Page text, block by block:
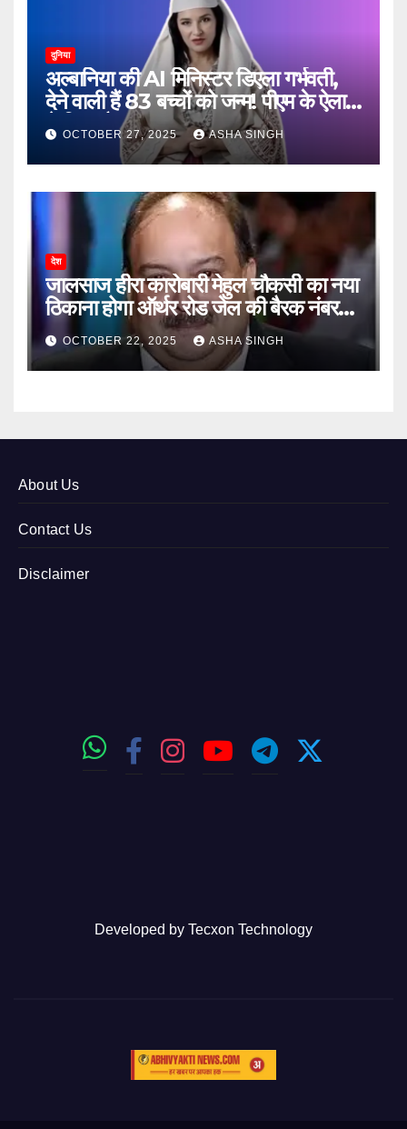
दुनिया
अल्बानिया की AI मिनिस्‍टर डिएला गर्भवती,
देने वाली हैं 83 बच्चों को जन्‍म! पीएम के ऐलान
ने किया हैरान
OCTOBER 27, 2025 ASHA SINGH
देश
जालसाज हीरा कारोबारी मेहुल चौकसी का नया
ठिकाना होगा ऑर्थर रोड जेल की बैरक नंबर
12OCTOBER 22, 2025 ASHA SINGH
About Us
Contact Us
Disclaimer
Developed by Tecxon Technology